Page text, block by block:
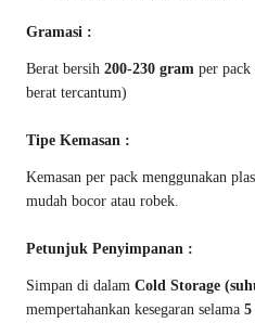
Gramasi :
Berat bersih 200-230 gram per
berat tercantum)
Tipe Kemasan :
Kemasan per pack menggunakan
mudah bocor atau robek.
Petunjuk Penyimpanan :
Simpan di dalam Cold Storage
mempertahankan kesegaran selama 5